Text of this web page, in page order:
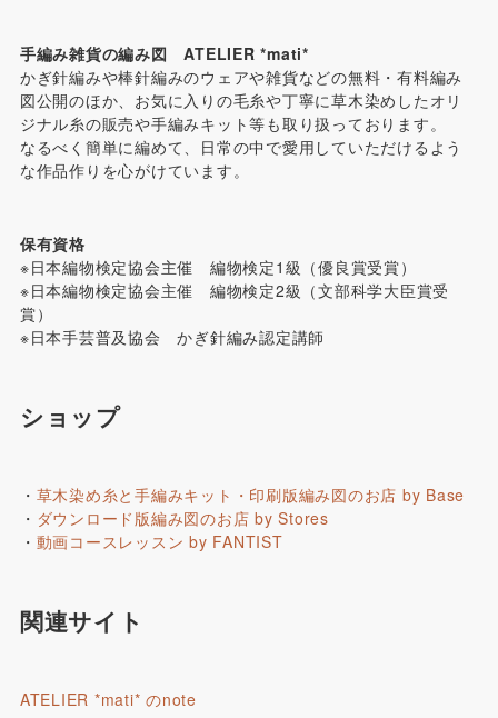
手編み雑貨の編み図 ATELIER *mati*
かぎ針編みや棒針編みのウェアや雑貨などの無料・有料編み
図公開のほか、お気に入りの毛糸や丁寧に草木染めしたオリ
ジナル糸の販売や手編みキット等も取り扱っております。
なるべく簡単に編めて、日常の中で愛用していただけるよう
な作品作りを心がけています。
保有資格
※日本編物検定協会主催 編物検定1級（優良賞受賞）
※日本編物検定協会主催 編物検定2級（文部科学大臣賞受
賞）
※日本手芸普及協会 かぎ針編み認定講師
ショップ
・ 草木染め糸と手編みキット・印刷版編み図のお店 by Base
・ ダウンロード版編み図のお店 by Stores
・ 動画コースレッスン by FANTIST
関連サイト
ATELIER *mati* のnote